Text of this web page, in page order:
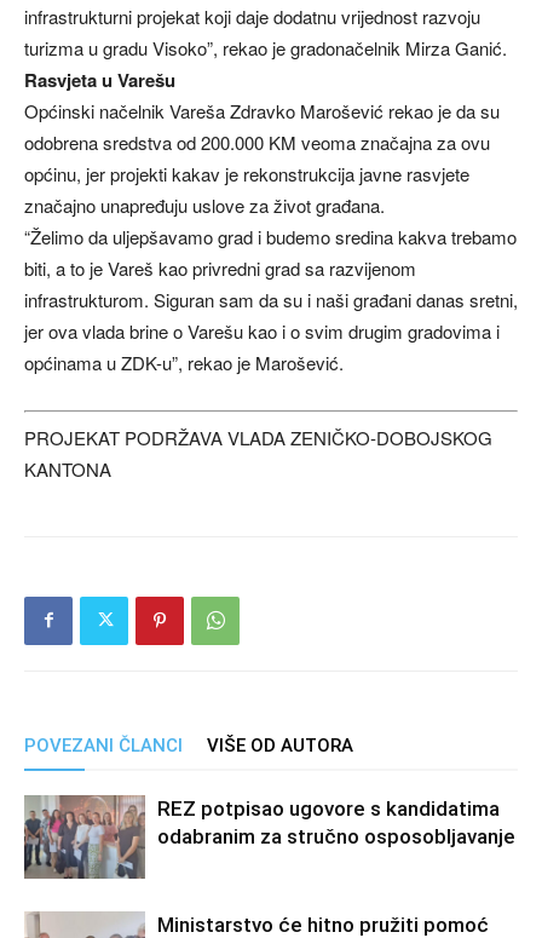
infrastrukturni projekat koji daje dodatnu vrijednost razvoju
turizma u gradu Visoko”, rekao je gradonačelnik Mirza Ganić.
Rasvjeta u Varešu
Općinski načelnik Vareša Zdravko Marošević rekao je da su
odobrena sredstva od 200.000 KM veoma značajna za ovu
općinu, jer projekti kakav je rekonstrukcija javne rasvjete
značajno unapređuju uslove za život građana.
“Želimo da uljepšavamo grad i budemo sredina kakva trebamo
biti, a to je Vareš kao privredni grad sa razvijenom
infrastrukturom. Siguran sam da su i naši građani danas sretni,
jer ova vlada brine o Varešu kao i o svim drugim gradovima i
općinama u ZDK-u”, rekao je Marošević.
PROJEKAT PODRŽAVA VLADA ZENIČKO-DOBOJSKOG
KANTONA
POVEZANI ČLANCI VIŠE OD AUTORA
REZ potpisao ugovore s kandidatima
odabranim za stručno osposobljavanje
Ministarstvo će hitno pružiti pomoć